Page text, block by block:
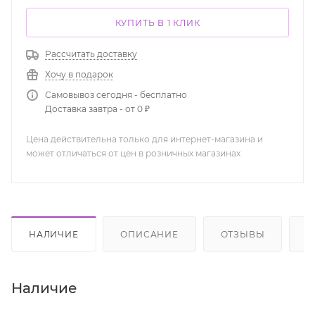
КУПИТЬ В 1 КЛИК
Рассчитать доставку
Хочу в подарок
Самовывоз сегодня - бесплатно
Доставка завтра - от 0 ₽
Цена действительна только для интернет-магазина и
может отличаться от цен в розничных магазинах
НАЛИЧИЕ ОПИСАНИЕ ОТЗЫВЫ
Наличие